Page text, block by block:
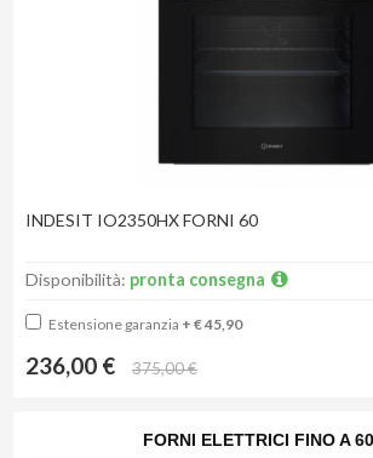
INDESIT IO2350HX FORNI 60
Disponibilità: pronta consegna
Estensione garanzia + € 45,90
236,00 € 375,00 €
FORNI ELETTRICI FINO A